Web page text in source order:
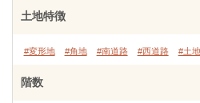
土地特徴
#変形地 #角地 #南道路 #西道路 #土
階数